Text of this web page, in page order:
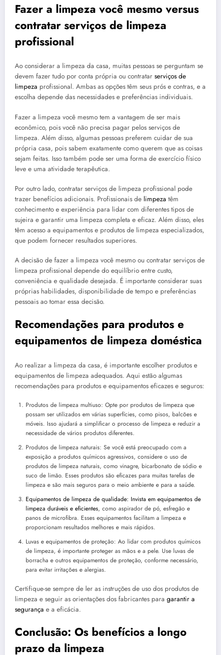
Fazer a limpeza você mesmo versus
contratar serviços de limpeza
profissional
Ao considerar a limpeza da casa, muitas pessoas se perguntam se
devem fazer tudo por conta própria ou contratar serviços de
limpeza profissional. Ambas as opções têm seus prós e contras, e a
escolha depende das necessidades e preferências individuais.
Fazer a limpeza você mesmo tem a vantagem de ser mais
econômico, pois você não precisa pagar pelos serviços de
limpeza. Além disso, algumas pessoas preferem cuidar de sua
própria casa, pois sabem exatamente como querem que as coisas
sejam feitas. Isso também pode ser uma forma de exercício físico
leve e uma atividade terapêutica.
Por outro lado, contratar serviços de limpeza profissional pode
trazer benefícios adicionais. Profissionais de limpeza têm
conhecimento e experiência para lidar com diferentes tipos de
sujeira e garantir uma limpeza completa e eficaz. Além disso, eles
têm acesso a equipamentos e produtos de limpeza especializados,
que podem fornecer resultados superiores.
A decisão de fazer a limpeza você mesmo ou contratar serviços de
limpeza profissional depende do equilíbrio entre custo,
conveniência e qualidade desejada. É importante considerar suas
próprias habilidades, disponibilidade de tempo e preferências
pessoais ao tomar essa decisão.
Recomendações para produtos e
equipamentos de limpeza doméstica
Ao realizar a limpeza da casa, é importante escolher produtos e
equipamentos de limpeza adequados. Aqui estão algumas
recomendações para produtos e equipamentos eficazes e seguros:
Produtos de limpeza multiuso: Opte por produtos de limpeza que
possam ser utilizados em várias superfícies, como pisos, balcões e
móveis. Isso ajudará a simplificar o processo de limpeza e reduzir a
necessidade de vários produtos diferentes.
Produtos de limpeza naturais: Se você está preocupado com a
exposição a produtos químicos agressivos, considere o uso de
produtos de limpeza naturais, como vinagre, bicarbonato de sódio e
suco de limão. Esses produtos são eficazes para muitas tarefas de
limpeza e são mais seguros para o meio ambiente e para a saúde.
Equipamentos de limpeza de qualidade: Invista em equipamentos de
limpeza duráveis e eficientes, como aspirador de pó, esfregão e
panos de microfibra. Esses equipamentos facilitam a limpeza e
proporcionam resultados melhores e mais rápidos.
Luvas e equipamentos de proteção: Ao lidar com produtos químicos
de limpeza, é importante proteger as mãos e a pele. Use luvas de
borracha e outros equipamentos de proteção, conforme necessário,
para evitar irritações e alergias.
Certifique-se sempre de ler as instruções de uso dos produtos de
limpeza e seguir as orientações dos fabricantes para garantir a
segurança e a eficácia.
Conclusão: Os benefícios a longo
prazo da limpeza